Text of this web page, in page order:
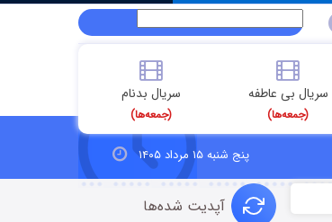
سریال بی عاطفه
(جمعه‌ها)
سریال بدنام
(جمعه‌ها)
پنج شنبه ۱۵ مرداد ۱۴۰۵
آپدیت شده‌ها